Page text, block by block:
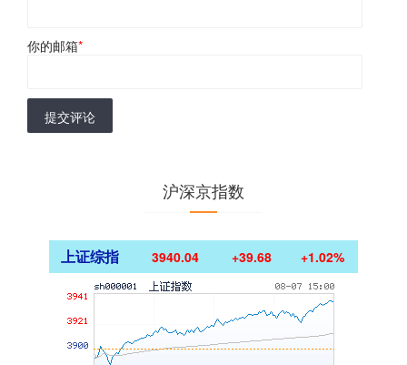
你的邮箱*
提交评论
沪深京指数
上证综指 3940.04 +39.68 +1.02%